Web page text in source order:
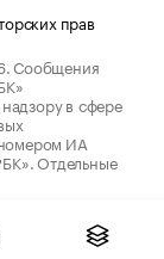
прав
Сообщения
в сфере
ИА
Отдельные